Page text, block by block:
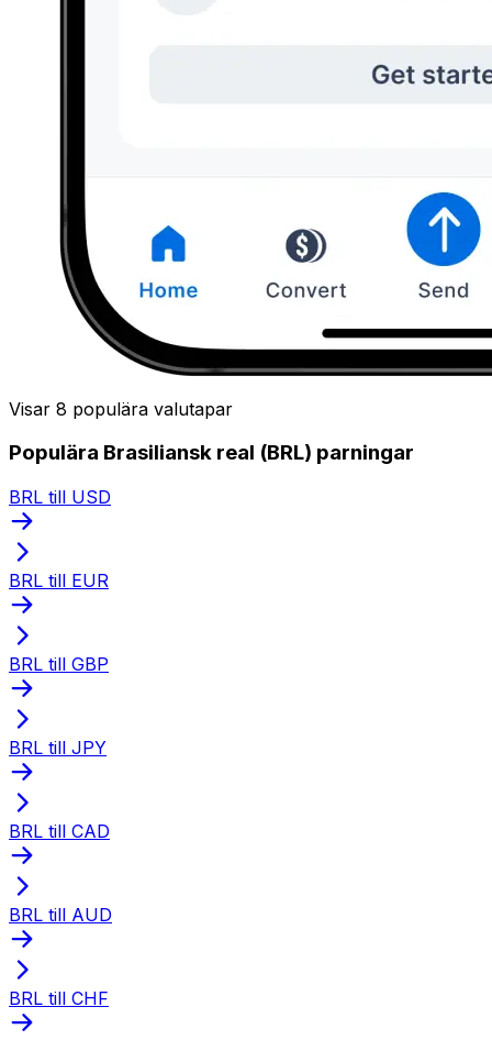
Visar 8 populära valutapar
Populära Brasiliansk real (BRL) parningar
BRL till USD
BRL till EUR
BRL till GBP
BRL till JPY
BRL till CAD
BRL till AUD
BRL till CHF